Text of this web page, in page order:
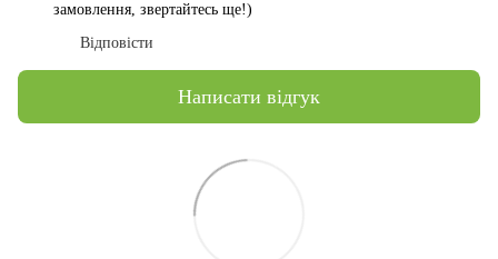
замовлення, звертайтесь ще!)
Відповісти
Написати відгук